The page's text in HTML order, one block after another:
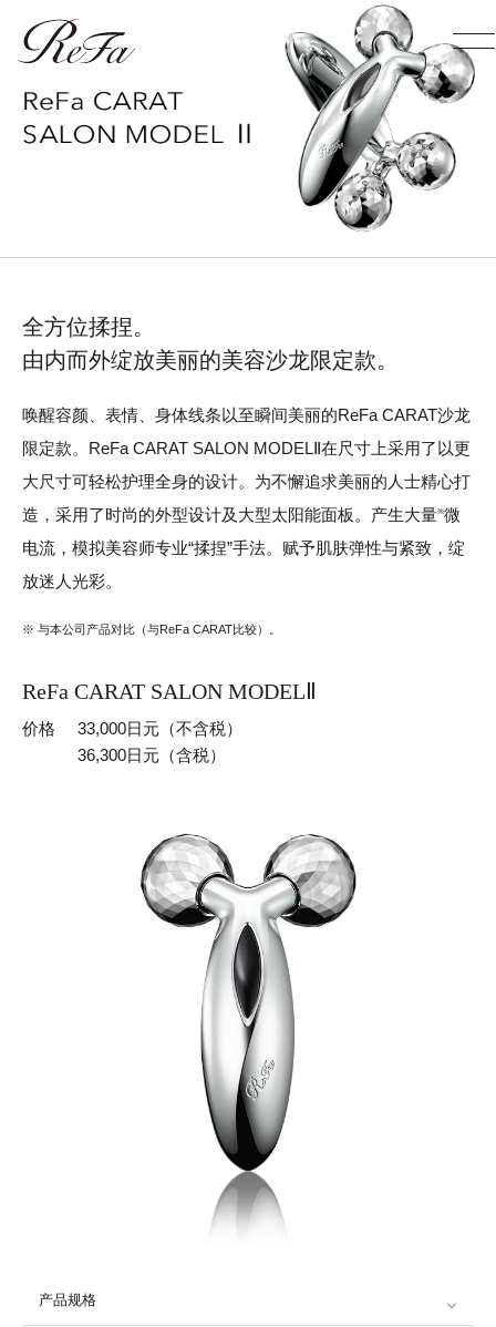
全方位揉捏。
由内而外绽放美丽的美容沙龙限定款。
唤醒容颜、表情、身体线条以至瞬间美丽的ReFa CARAT沙龙
限定款。ReFa CARAT SALON MODELⅡ在尺寸上采用了以更
大尺寸可轻松护理全身的设计。为不懈追求美丽的人士精心打
造，采用了时尚的外型设计及大型太阳能面板。产生大量※微
电流，模拟美容师专业“揉捏”手法。赋予肌肤弹性与紧致，绽
放迷人光彩。
※ 与本公司产品对比（与ReFa CARAT比较）。
ReFa CARAT SALON MODELⅡ
价格
33,000日元（不含税）
36,300日元（含税）
产品规格